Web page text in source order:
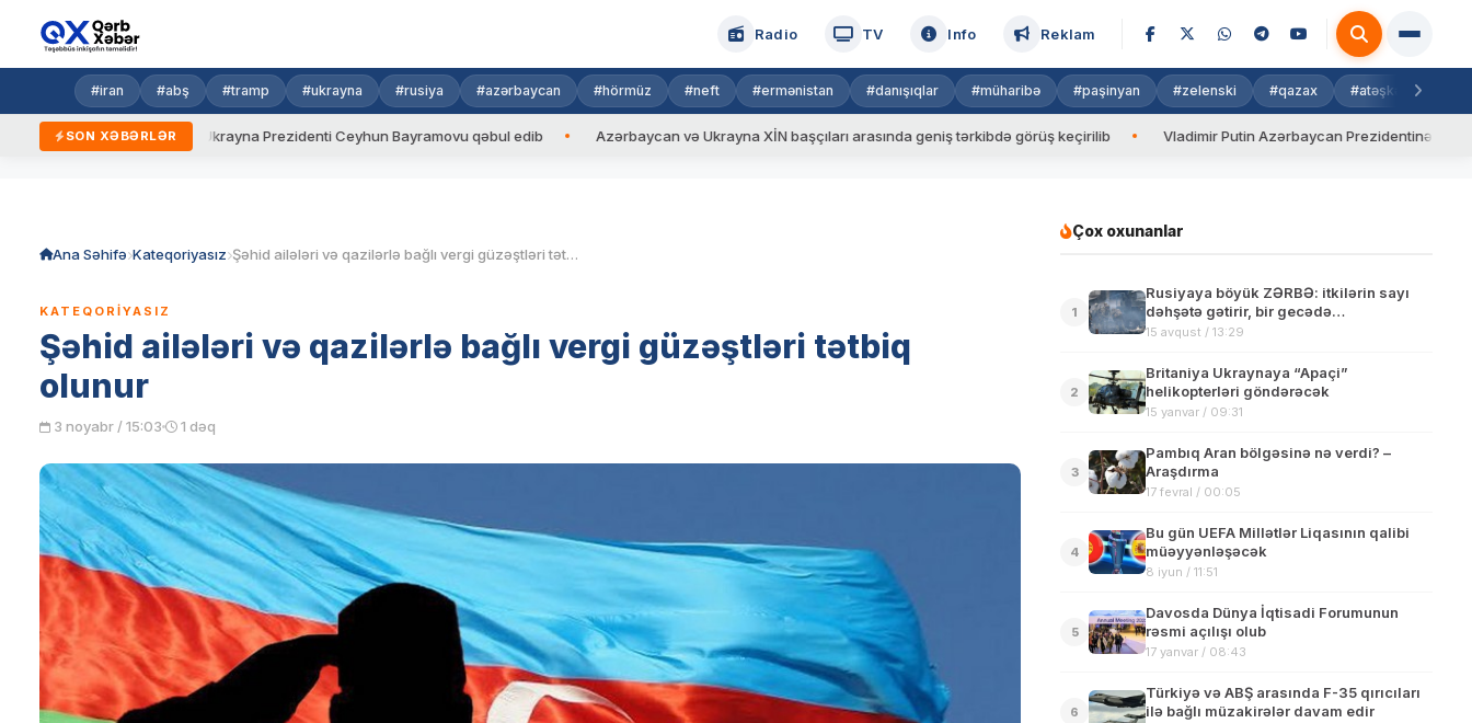
Radio TV Info Reklam
#iran #abş #tramp #ukrayna #rusiya #azərbaycan #hörmüz #neft #ermənistan #danışıqlar #müharibə #paşinyan #zelenski #qazax #atəşkəs
SON XƏBƏRLƏR
yeni qaydalar Ukrayna Prezidenti Ceyhun Bayramovu qəbul edib Azərbaycan və Ukrayna XİN başçıları arasında geniş tərkibdə görüş keçirilib Vladimir Putin Azərbaycan Prezidentinə zəng edib
Ana Səhifə Kateqoriyasız Şəhid ailələri və qazilərlə bağlı vergi güzəştləri tətbiq olunur
KATEQORIYASIZ
Şəhid ailələri və qazilərlə bağlı vergi güzəştləri tətbiq
olunur
3 noyabr / 15:03 1 dəq
Çox oxunanlar
1
Rusiyaya böyük ZƏRBƏ: itkilərin sayı
dəhşətə gətirir, bir gecədə…
15 avqust / 13:29
2
Britaniya Ukraynaya “Apaçi”
helikopterləri göndərəcək
15 yanvar / 09:31
3
Pambıq Aran bölgəsinə nə verdi? –
Araşdırma
17 fevral / 00:05
4
Bu gün UEFA Millətlər Liqasının qalibi
müəyyənləşəcək
8 iyun / 11:51
5
Davosda Dünya İqtisadi Forumunun
rəsmi açılışı olub
17 yanvar / 08:43
6
Türkiyə və ABŞ arasında F-35 qırıcıları
ilə bağlı müzakirələr davam edir